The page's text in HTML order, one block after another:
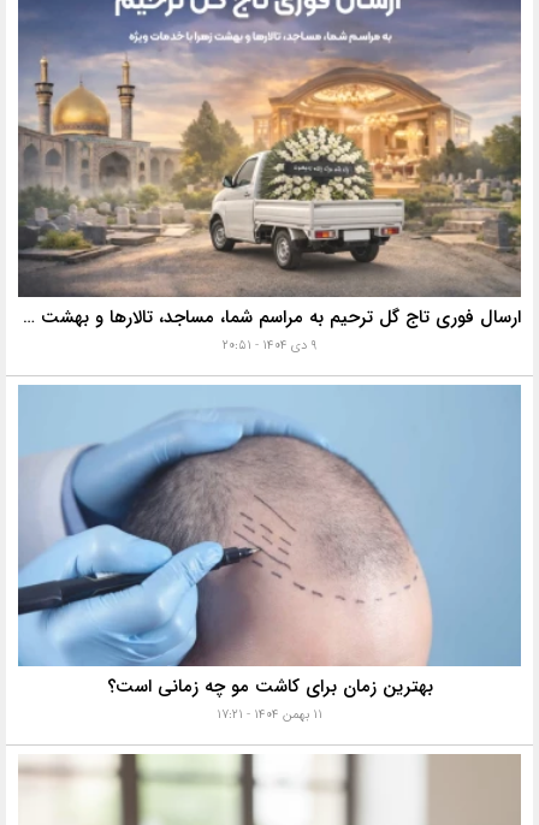
ارسال فوری تاج گل ترحیم به مراسم شما، مساجد، تالارها و بهشت زهرا با خدمات ویژه
۹ دی ۱۴۰۴ - ۲۰:۵۱
بهترین زمان برای کاشت مو چه زمانی است؟
۱۱ بهمن ۱۴۰۴ - ۱۷:۲۱